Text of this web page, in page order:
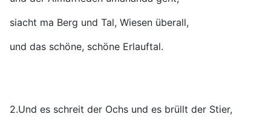
siacht ma Berg und Tal, Wiesen überall,
und das schöne, schöne Erlauftal.
2.Und es schreit der Ochs und es brüllt der Stier,